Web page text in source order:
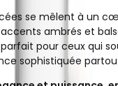
se mêlent à un
ambrés et
pour ceux qui
sophistiquée